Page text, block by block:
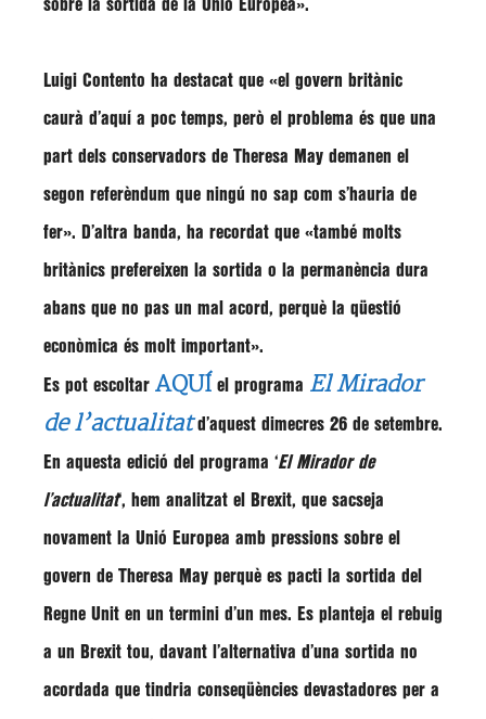
sobre la sortida de la Unió Europea».
Luigi Contento ha destacat que «el govern britànic
caurà d’aquí a poc temps, però el problema és que una
part dels conservadors de Theresa May demanen el
segon referèndum que ningú no sap com s’hauria de
fer». D’altra banda, ha recordat que «també molts
britànics prefereixen la sortida o la permanència dura
abans que no pas un mal acord, perquè la qüestió
econòmica és molt important».
Es pot escoltar AQUÍ el programa El Mirador
de l’actualitatd’aquest dimecres 26 de setembre.
En aquesta edició del programa ‘El Mirador de
l’actualitat‘, hem analitzat el Brexit, que sacseja
novament la Unió Europea amb pressions sobre el
govern de Theresa May perquè es pacti la sortida del
Regne Unit en un termini d’un mes. Es planteja el rebuig
a un Brexit tou, davant l’alternativa d’una sortida no
acordada que tindria conseqüències devastadores per a